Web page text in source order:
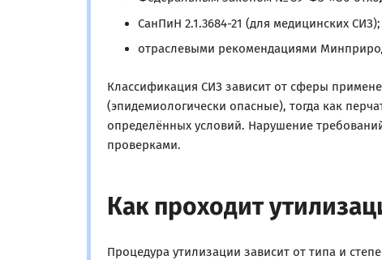
СанПиН 2.1.3684-21 (для медицинских СИЗ);
отраслевыми рекомендациями
Классификация СИЗ зависит от сферы
(эпидемиологически опасные), тогда как
определённых условий. Нарушение
проверками.
Как проходит
Процедура утилизации зависит от типа и